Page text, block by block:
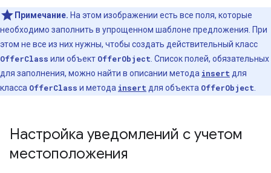
Примечание. На этом изображении есть все поля, которые
необходимо заполнить в упрощенном шаблоне предложения. При
этом не все из них нужны, чтобы создать действительный класс
OfferClass или объект OfferObject . Список полей, обязательных
для заполнения, можно найти в описании метода insert для
класса OfferClass и метода insert для объекта OfferObject
Настройка уведомлений с учетом
местоположения